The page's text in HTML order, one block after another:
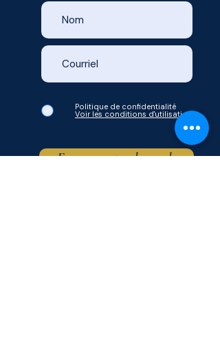
Politique de confidentialité
Voir les conditions d'utilisation
Envoyer votre demande